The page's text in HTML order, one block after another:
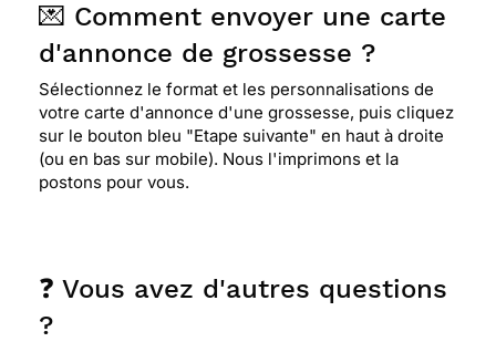
💌 Comment envoyer une carte
d'annonce de grossesse ?
Sélectionnez le format et les personnalisations de
votre carte d'annonce d'une grossesse, puis cliquez
sur le bouton bleu "Etape suivante" en haut à droite
(ou en bas sur mobile). Nous l'imprimons et la
postons pour vous.
❓ Vous avez d'autres questions
?